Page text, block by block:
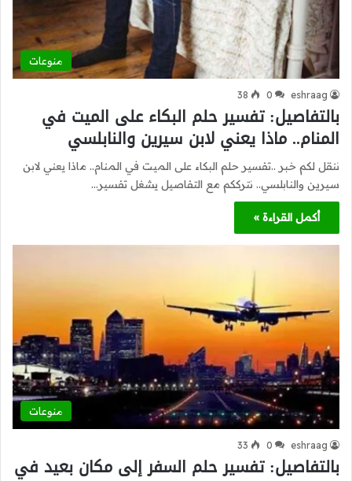
منوعات
eshraag
0
38
بالتفاصيل: تفسير حلم البكاء على الميت في
المنام.. ماذا يعني لابن سيرين والنابلسي
ننقل لكم خبر ..تفسير حلم البكاء على الميت في المنام.. ماذا يعني لابن
سيرين والنابلسي.. نترككم مع التفاصيل يشغل تفسير…
أكمل القراءة »
منوعات
eshraag
0
33
بالتفاصيل: تفسير حلم السفر إلى مكان بعيد في